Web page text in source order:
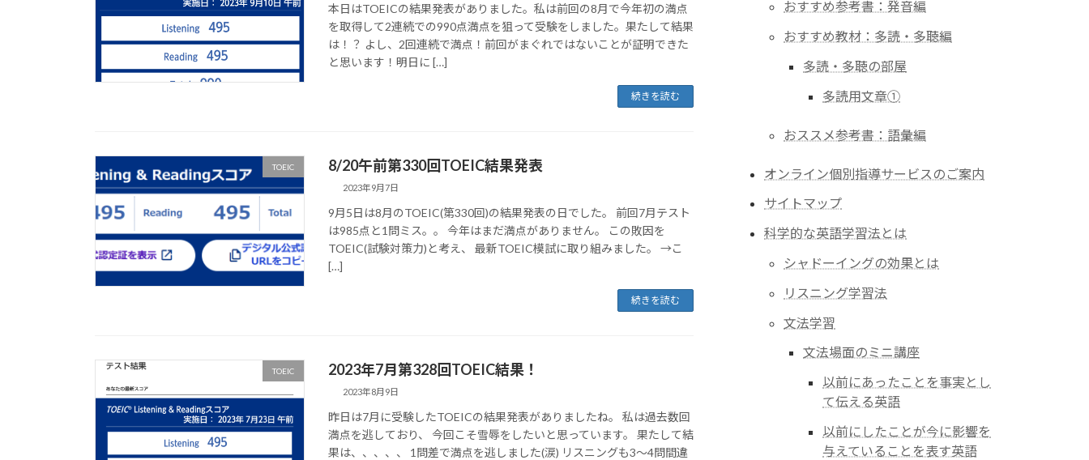
本日はTOEICの結果発表がありました。私は前回の8月で今年初の満点
を取得して2連続での990点満点を狙って受験をしました。果たして結果
は！？ よし、2回連続で満点！前回がまぐれではないことが証明できた
と思います！明日に […]
続きを読む
TOEIC 8/20午前第330回TOEIC結果発表
2023年9月7日
9月5日は8月のTOEIC(第330回)の結果発表の日でした。 前回7月テスト
は985点と1問ミス。。 今年はまだ満点がありません。 この敗因を
TOEIC(試験対策力)と考え、 最新TOEIC模試に取り組みました。 →こ
[…]
続きを読む
TOEIC 2023年7月第328回TOEIC結果！
2023年8月9日
昨日は7月に受験したTOEICの結果発表がありましたね。 私は過去数回
満点を逃しており、 今回こそ雪辱をしたいと思っています。 果たして結
果は、、、、、 1問差で満点を逃しました(涙) リスニングも3～4問間違
おすすめ参考書：発音編
おすすめ教材：多読・多聴編
多読・多聴の部屋
多読用文章①
おススメ参考書：語彙編
オンライン個別指導サービスのご案内
サイトマップ
科学的な英語学習法とは
シャドーイングの効果とは
リスニング学習法
文法学習
文法場面のミニ講座
以前にあったことを事実とし
て伝える英語
以前にしたことが今に影響を
与えていることを表す英語